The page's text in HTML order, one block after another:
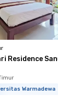
Residence
Warmadewa